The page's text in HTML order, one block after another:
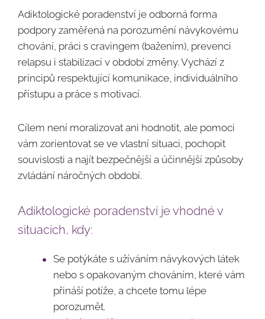
Adiktologické poradenství je odborná forma
podpory zaměřená na porozumění návykovému
chování, práci s cravingem (bažením), prevenci
relapsu i stabilizaci v období změny. Vychází z
principů respektující komunikace, individuálního
přístupu a práce s motivací.
Cílem není moralizovat ani hodnotit, ale pomoci
vám zorientovat se ve vlastní situaci, pochopit
souvislosti a najít bezpečnější a účinnější způsoby
zvládání náročných období.
Adiktologické poradenství je vhodné v
situacích, kdy:
Se potýkáte s užíváním návykových látek
nebo s opakovaným chováním, které vám
přináší potíže, a chcete tomu lépe
porozumět.